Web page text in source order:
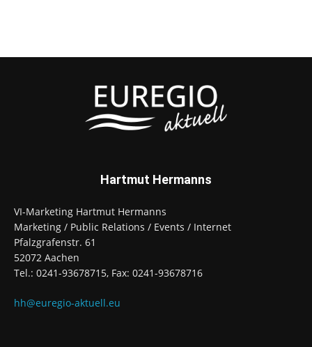
Hartmut Hermanns
VI-Marketing Hartmut Hermanns
Marketing / Public Relations / Events / Internet
Pfalzgrafenstr. 61
52072 Aachen
Tel.: 0241-93678715, Fax: 0241-93678716
hh@euregio-aktuell.eu